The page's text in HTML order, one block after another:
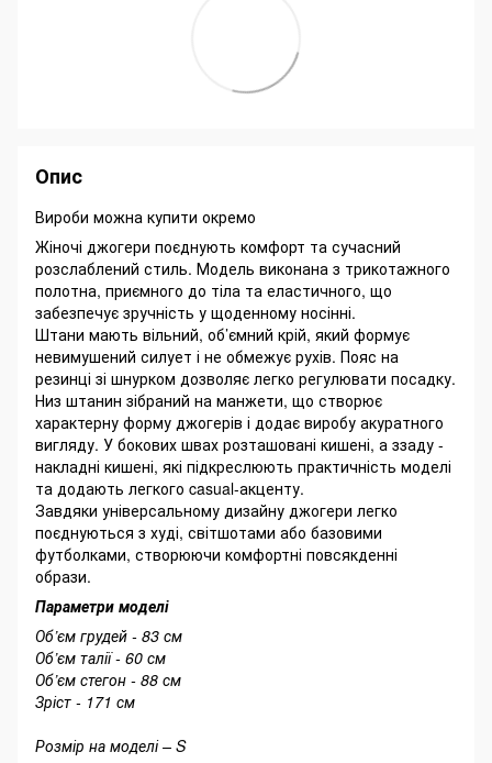
Опис
Вироби можна купити окремо
Жіночі джогери поєднують комфорт та сучасний
розслаблений стиль. Модель виконана з трикотажного
полотна, приємного до тіла та еластичного, що
забезпечує зручність у щоденному носінні.
Штани мають вільний, об’ємний крій, який формує
невимушений силует і не обмежує рухів. Пояс на
резинці зі шнурком дозволяє легко регулювати посадку.
Низ штанин зібраний на манжети, що створює
характерну форму джогерів і додає виробу акуратного
вигляду. У бокових швах розташовані кишені, а ззаду -
накладні кишені, які підкреслюють практичність моделі
та додають легкого casual-акценту.
Завдяки універсальному дизайну джогери легко
поєднуються з худі, світшотами або базовими
футболками, створюючи комфортні повсякденні
образи.
Параметри моделі
Об’єм грудей - 83 см
Об’єм талії - 60 см
Об’єм стегон - 88 см
Зріст - 171 см
Розмір на моделі – S